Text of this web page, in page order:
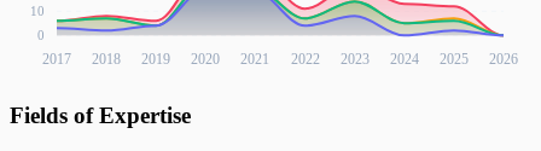
10
0
2017 2018 2019 2020 2021 2022 2023 2024 2025 2026
Fields of Expertise